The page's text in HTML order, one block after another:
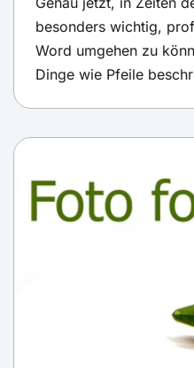
besonders wichtig,
Word umgehen zu
Dinge wie Pfeile